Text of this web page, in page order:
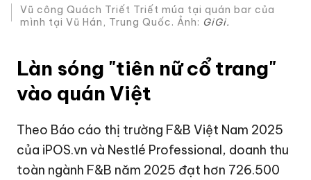
Vũ công Quách Triết Triết múa tại quán bar của
mình tại Vũ Hán, Trung Quốc. Ảnh: GiGi.
Làn sóng "tiên nữ cổ trang"
vào quán Việt
Theo Báo cáo thị trường F&B Việt Nam 2025
của iPOS.vn và Nestlé Professional, doanh thu
toàn ngành F&B năm 2025 đạt hơn 726.500